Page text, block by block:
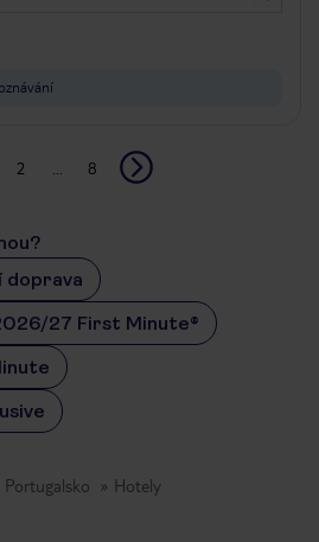
2 8
doprava
27 First Minute®
Portugalsko Hotely